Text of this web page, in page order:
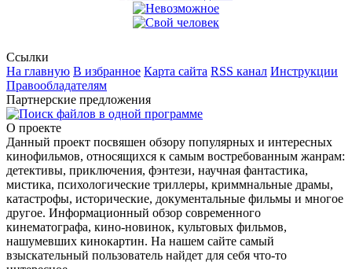
Ссылки
На главную В избранное Карта сайта RSS канал Инструкции
Правообладателям
Партнерские предложения
О проекте
Данный проект посвяшен обзору популярных и интересных
кинофильмов, относящихся к самым востребованным жанрам:
детективы, приключения, фэнтези, научная фантастика,
мистика, психологические триллеры, криммнальные драмы,
катастрофы, исторические, документальные фильмы и многое
другое. Информационный обзор современного
кинематографа, кино-новинок, культовых фильмов,
нашумевших кинокартин. На нашем сайте самый
взыскательный пользователь найдет для себя что-то